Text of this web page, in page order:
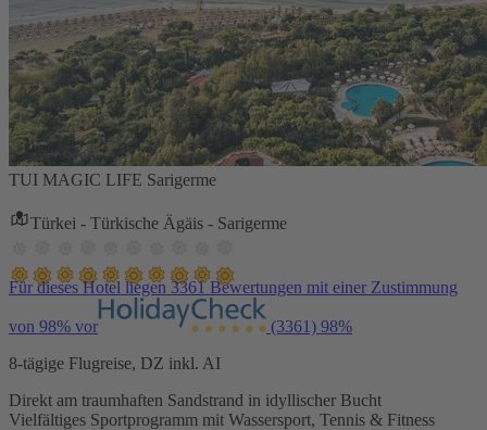
TUI MAGIC LIFE Sarigerme
Türkei - Türkische Ägäis - Sarigerme
Für dieses Hotel liegen 3361 Bewertungen mit einer Zustimmung
von 98% vor (3361) 98%
8-tägige Flugreise, DZ inkl. AI
Direkt am traumhaften Sandstrand in idyllischer Bucht
Vielfältiges Sportprogramm mit Wassersport, Tennis & Fitness